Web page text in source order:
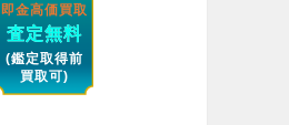
即金高価買取
査定無料
(鑑定取得前
買取可)